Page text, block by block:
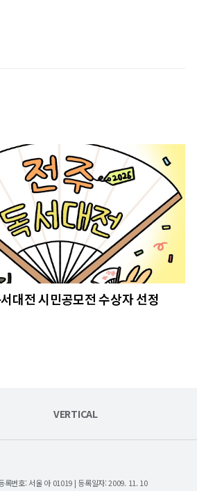
대전 시민공모전 수상자 선정
VERTICAL
번호: 서울 아 01019 | 등록일자: 2009. 11. 10